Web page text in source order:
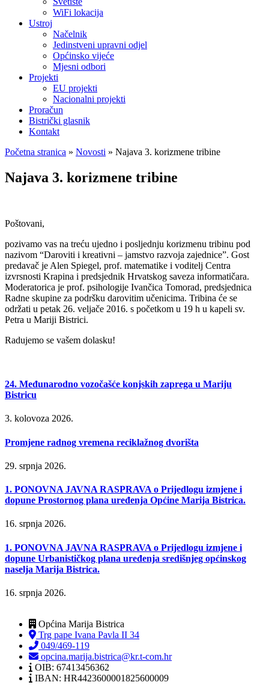
WiFi lokacija
Ustroj
Načelnik
Jedinstveni upravni odjel
Općinsko vijeće
Mjesni odbori
Projekti
EU projekti
Nacionalni projekti
Proračun
Bistrički glasnik
Kontakt
Početna stranica » Novosti » Najava 3. korizmene tribine
Najava 3. korizmene tribine
Poštovani,
pozivamo vas na treću ujedno i posljednju korizmenu tribinu pod
nazivom “Daroviti i kreativni – jamstvo razvoja zajednice”. Gost
predavač je Alen Spiegel, prof. matematike i voditelj Centra
izvrsnosti Krapina i predsjednik Hrvatskog saveza informatičara.
Moderatorica je prof. psihologije Ivančica Tomorad, predsjednica
Radne skupine za podršku darovitim učenicima. Tribina će se
održati u petak 26. veljače 2016. s početkom u 19 h u kapeli sv.
Petra u Mariji Bistrici.
Radujemo se vašem dolasku!
24. Međunarodno vozočašće konjskih zaprega u Mariju
Bistricu
3. kolovoza 2026.
Promjene radnog vremena reciklažnog dvorišta
29. srpnja 2026.
1. PONOVNA JAVNA RASPRAVA o Prijedlogu izmjene i
dopune Prostornog plana uređenja Općine Marija Bistrica.
16. srpnja 2026.
1. PONOVNA JAVNA RASPRAVA o Prijedlogu izmjene i
dopune Urbanističkog plana uređenja središnjeg općinskog
naselja Marija Bistrica.
16. srpnja 2026.
Općina Marija Bistrica
Trg pape Ivana Pavla II 34
049/469-119
opcina.marija.bistrica@kr.t-com.hr
OIB: 67413456362
IBAN: HR4423600001825600009